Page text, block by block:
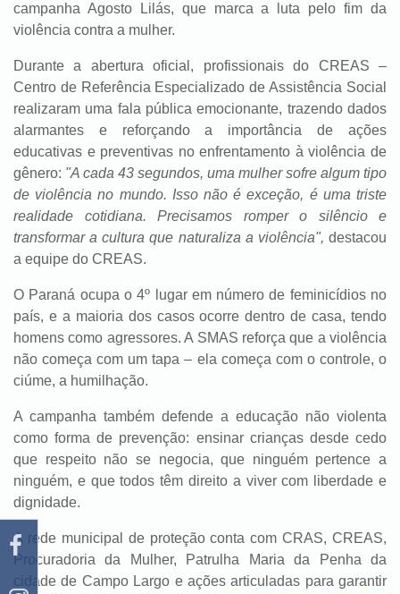
campanha Agosto Lilás, que marca a luta pelo fim da
violência contra a mulher.
Durante a abertura oficial, profissionais do CREAS –
Centro de Referência Especializado de Assistência Social
realizaram uma fala pública emocionante, trazendo dados
alarmantes e reforçando a importância de ações
educativas e preventivas no enfrentamento à violência de
gênero: "A cada 43 segundos, uma mulher sofre algum tipo
de violência no mundo. Isso não é exceção, é uma triste
realidade cotidiana. Precisamos romper o silêncio e
transformar a cultura que naturaliza a violência", destacou
a equipe do CREAS.
O Paraná ocupa o 4º lugar em número de feminicídios no
país, e a maioria dos casos ocorre dentro de casa, tendo
homens como agressores. A SMAS reforça que a violência
não começa com um tapa – ela começa com o controle, o
ciúme, a humilhação.
A campanha também defende a educação não violenta
como forma de prevenção: ensinar crianças desde cedo
que respeito não se negocia, que ninguém pertence a
ninguém, e que todos têm direito a viver com liberdade e
dignidade.
A rede municipal de proteção conta com CRAS, CREAS,
Procuradoria da Mulher, Patrulha Maria da Penha da
cidade de Campo Largo e ações articuladas para garantir